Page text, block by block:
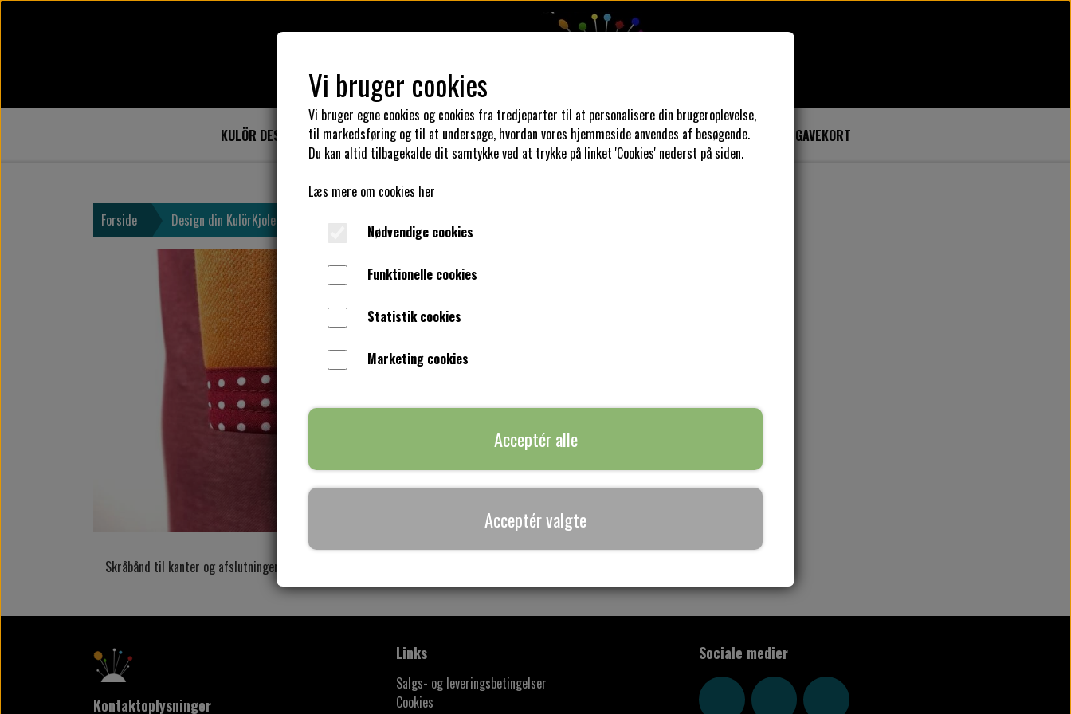
KULÖR DESIGN DESIGN DIN KJOLE UNIKA PAKKER STOFSALG KLAR PARAT SYKURSER GAVEKORT
Forside Design din KulörKjole
bourdaux med prikker
0,00 kr.
Bourdaux kantbånd med hvide prikker.
− + Tilføj til kurv
Skråbånd til kanter og afslutninger
Kontaktoplysninger
Links
Salgs- og leveringsbetingelser
Cookies
Sociale medier
Vi bruger cookies
Vi bruger egne cookies og cookies fra tredjeparter til at personalisere din brugeroplevelse,
til markedsføring og til at undersøge, hvordan vores hjemmeside anvendes af besøgende.
Du kan altid tilbagekalde dit samtykke ved at trykke på linket 'Cookies' nederst på siden.
Læs mere om cookies her
Nødvendige cookies
Funktionelle cookies
Statistik cookies
Marketing cookies
Acceptér alle
Acceptér valgte